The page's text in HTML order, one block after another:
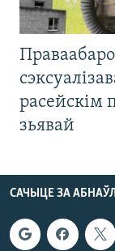
расейскім
зьявай
САЧЫЦЕ ЗА